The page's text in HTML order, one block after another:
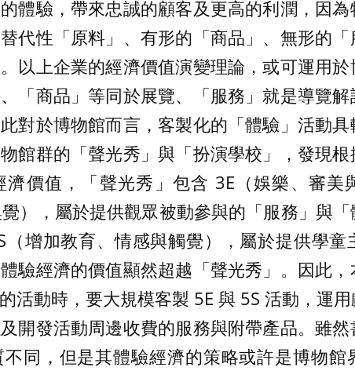
體驗，帶來忠誠的顧客及更高的利潤，因
代性「原料」、有形的「商品」、無形的
以上企業的經濟價值演變理論，或可運用於
、「商品」等同於展覽、「服務」就是導覽
對於博物館而言，客製化的「體驗」活動具
館群的「聲光秀」與「扮演學校」，發現
價值，「聲光秀」包含 3E（娛樂、審美
），屬於提供觀眾被動參與的「服務」與
（增加教育、情感與觸覺），屬於提供學童
驗經濟的價值顯然超越「聲光秀」。因此
活動時，要大規模客製 5E 與 5S 活動，運
開發活動周邊收費的服務與附帶產品。雖
同，但是其體驗經濟的策略或許是博物館